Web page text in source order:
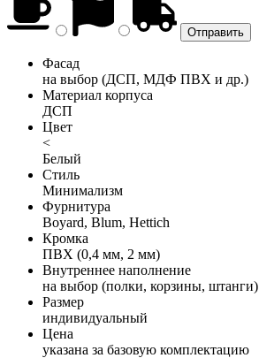
Фасад
на выбор (ДСП, МДФ ПВХ и др.)
Материал корпуса
ДСП
Цвет
<
Белый
Стиль
Минимализм
Фурнитура
Boyard, Blum, Hettich
Кромка
ПВХ (0,4 мм, 2 мм)
Внутреннее наполнение
на выбор (полки, корзины, штанги)
Размер
индивидуальный
Цена
указана за базовую комплектацию